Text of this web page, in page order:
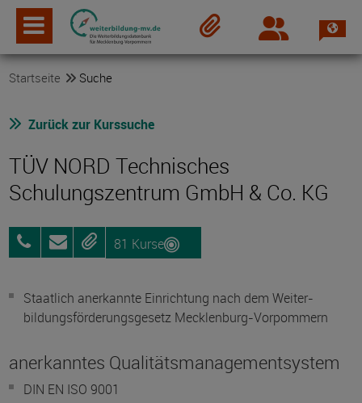
Login
Startseite Suche
Zurück zur Kurssuche
TÜV NORD Technisches
Schulungszentrum GmbH & Co. KG
038353
76111
AnfragenMerken81 Kurse
Staatlich anerkannte Einrichtung nach dem Weiter­
bildungs­förderungs­gesetz Mecklenburg-Vorpommern
anerkanntes Qualitätsmanagementsystem
DIN EN ISO 9001